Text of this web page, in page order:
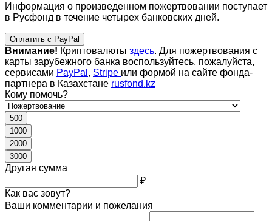
Информация о произведенном пожертвовании поступает
в Русфонд в течение четырех банковских дней.
Оплатить с PayPal
Внимание! Криптовалюты здесь. Для пожертвования с
карты зарубежного банка воспользуйтесь, пожалуйста,
сервисами PayPal , Stripe или формой на сайте фонда-
партнера в Казахстане rusfond.kz
Кому помочь?
500
1000
2000
3000
Другая сумма
₽
Как вас зовут?
Ваши комментарии и пожелания